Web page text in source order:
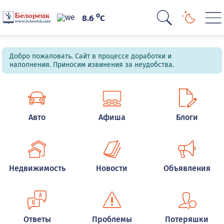
8.6oC
Добро пожаловать. Сайт в процессе доработки и
наполнения. Приносим извинения за неудобства.
Авто Афиша Блоги
Недвижимость Новости Объявления
Ответы Проблемы Потеряшки